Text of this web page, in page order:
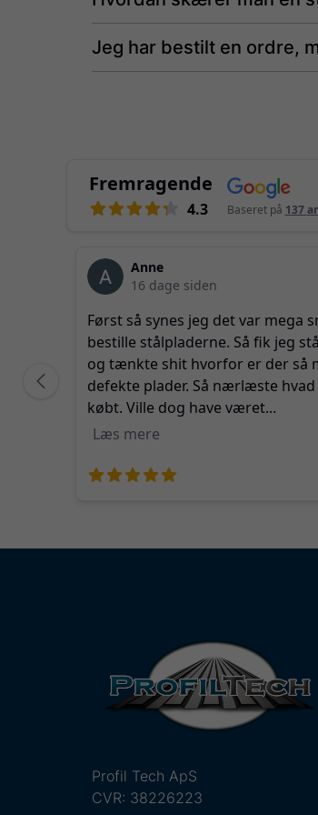
Jeg har bestilt en ordre,
Profil Tech ApS
CVR: 38226223